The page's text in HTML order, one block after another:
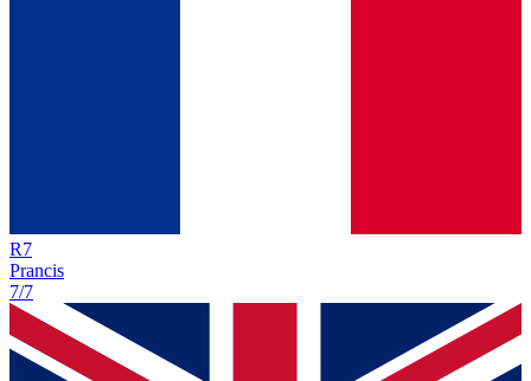
R7
Prancis
7/7